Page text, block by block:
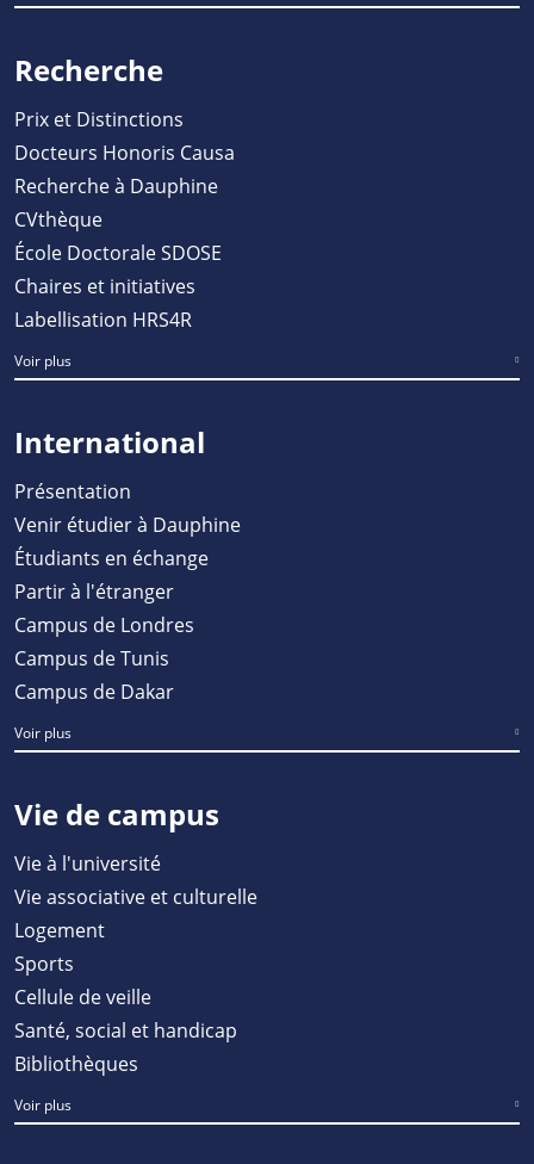
Recherche
Prix et Distinctions
Docteurs Honoris Causa
Recherche à Dauphine
CVthèque
École Doctorale SDOSE
Chaires et initiatives
Labellisation HRS4R
Voir plus
International
Présentation
Venir étudier à Dauphine
Étudiants en échange
Partir à l'étranger
Campus de Londres
Campus de Tunis
Campus de Dakar
Voir plus
Vie de campus
Vie à l'université
Vie associative et culturelle
Logement
Sports
Cellule de veille
Santé, social et handicap
Bibliothèques
Voir plus